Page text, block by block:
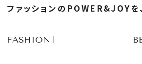
ファッションのPOWER&JOYを
FASHION